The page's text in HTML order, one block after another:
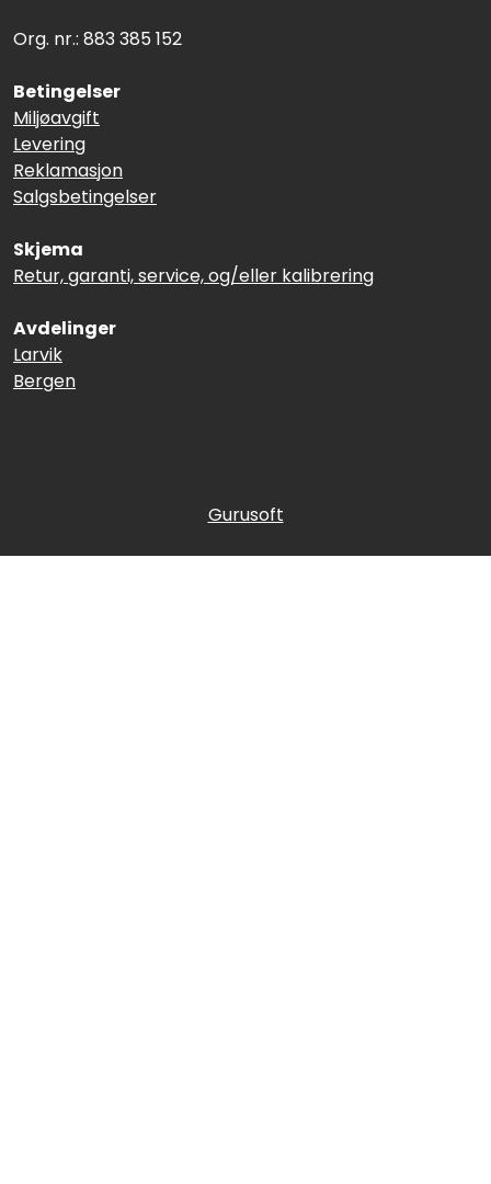
Org. nr.: 883 385 152
Betingelser
Miljøavgift
Levering
Reklamasjon
Salgsbetingelser
Skjema
Retur, garanti, service, og/eller kalibrering
Avdelinger
Larvik
Bergen
Gurusoft